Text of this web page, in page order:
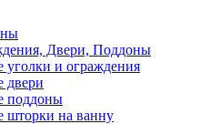
Двери, Поддоны
и ограждения
двери
поддоны
шторки на ванну